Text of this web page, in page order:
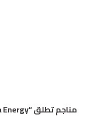
مناجم تطلق “Mana Energy” لتطوير الطاقة